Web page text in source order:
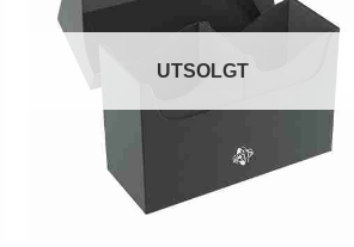
UTSOLGT